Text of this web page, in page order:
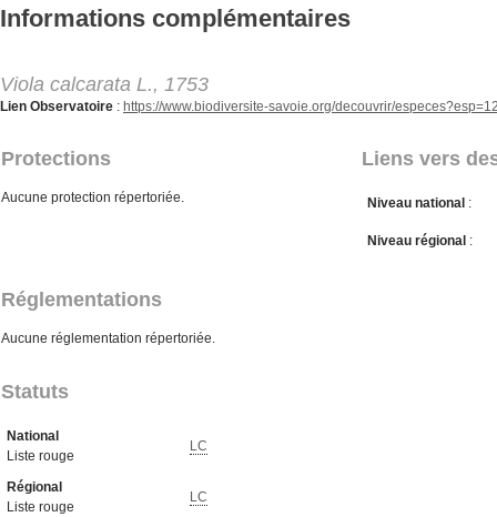
Aller au contenu principal
Informations complémentaires
Viola calcarata L., 1753
Lien Observatoire : https://www.biodiversite-savoie.org/decouvrir/
Protections Liens vers
Aucune protection répertoriée. Niveau national :
Niveau régional :
Réglementations
Aucune réglementation répertoriée.
Statuts
National
Liste rouge
LC
Régional
Liste rouge
LC